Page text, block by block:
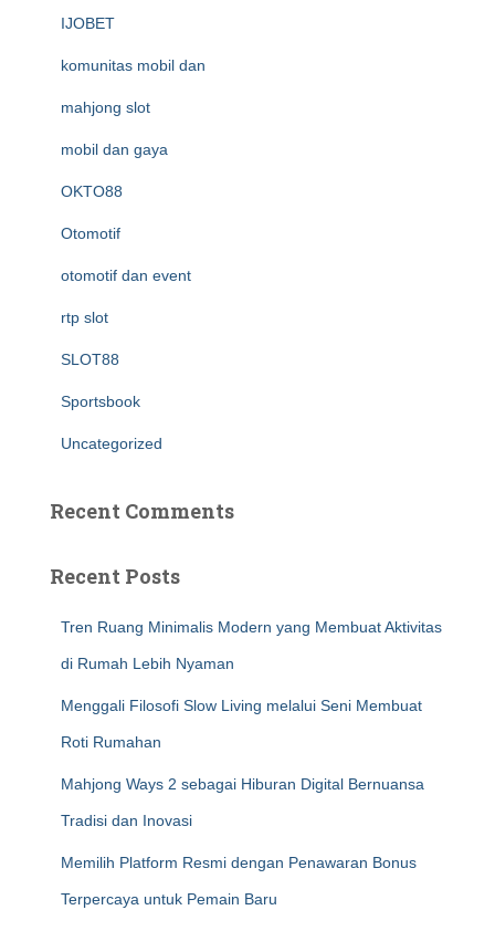
IJOBET
komunitas mobil dan
mahjong slot
mobil dan gaya
OKTO88
Otomotif
otomotif dan event
rtp slot
SLOT88
Sportsbook
Uncategorized
Recent Comments
Recent Posts
Tren Ruang Minimalis Modern yang Membuat Aktivitas
di Rumah Lebih Nyaman
Menggali Filosofi Slow Living melalui Seni Membuat
Roti Rumahan
Mahjong Ways 2 sebagai Hiburan Digital Bernuansa
Tradisi dan Inovasi
Memilih Platform Resmi dengan Penawaran Bonus
Terpercaya untuk Pemain Baru